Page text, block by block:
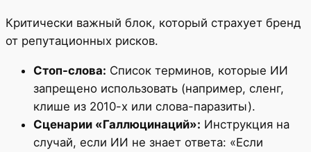
Критически важный блок, который страхует бренд
от репутационных рисков.
Стоп-слова: Список терминов, которые ИИ
запрещено использовать (например, сленг,
клише из 2010-х или слова-паразиты).
Сценарии «Галлюцинаций»: Инструкция на
случай, если ИИ не знает ответа: «Если